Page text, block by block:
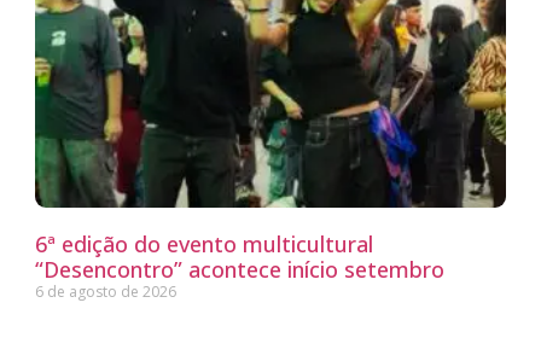
6ª edição do evento multicultural
“Desencontro” acontece início setembro
6 de agosto de 2026